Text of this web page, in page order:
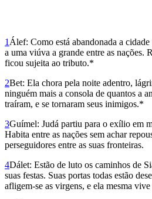
1 Álef: Como está abandonada a
a uma viúva a grande entre as nações.
ficou sujeita ao tributo.*
2Bet: Ela chora pela noite adentro,
ninguém mais a consola de quantos a
traíram, e se tornaram seus inimigos.*
3Guímel: Judá partiu para o exílio em
Habita entre as nações sem achar
perseguidores entre as suas fronteiras.
4Dálet: Estão de luto os caminhos de
suas festas. Suas portas todas estão
afligem-se as virgens, e ela mesma